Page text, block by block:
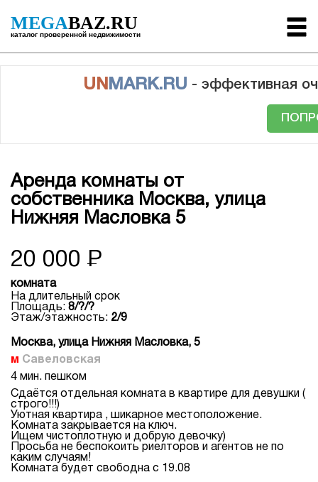
MEGABAZ.RU
каталог проверенной недвижимости
UN MARK.RU - эффективная
Аренда комнаты от
собственника Москва, улица
Нижняя Масловка 5
20 000 Р
комната
На длительный срок
Площадь: 8/?/?
Этаж/этажность: 2/9
Москва, улица Нижняя Масловка, 5
Савеловская
4 мин. пешком
Сдаётся отдельная комната в квартире для девушки (
строго!!!)
Уютная квартира , шикарное местоположение.
Комната закрывается на ключ.
Ищем чистоплотную и добрую девочку)
Просьба не беспокоить риелторов и агентов не по
каким случаям!
Комната будет свободна с 19.08